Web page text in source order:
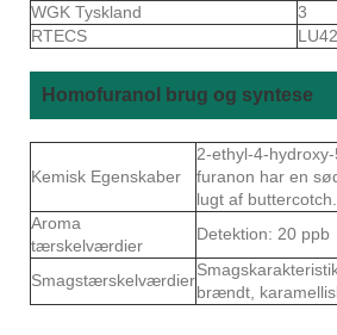
WGK Tyskland
3
RTECS
Homofuranol brug og syntese
Kemisk Egenskaber
2-ethyl-4-
furanon har en
lugt af buttercotch.
Aroma
tærskelværdier
Detektion: 20 ppb
Smagstærskelværdier
brændt,